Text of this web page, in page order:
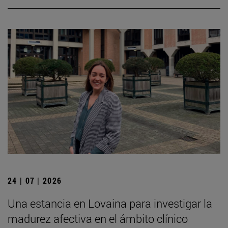
24 | 07 | 2026
Una estancia en Lovaina para investigar la
madurez afectiva en el ámbito clínico